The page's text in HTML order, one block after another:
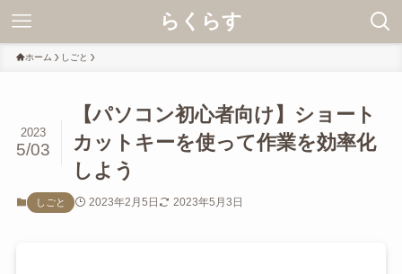
らくらす
ホーム しごと
【パソコン初心者向け】ショート
カットキーを使って作業を効率化
しよう
2023
5/03
しごと 2023年2月5日 2023年5月3日